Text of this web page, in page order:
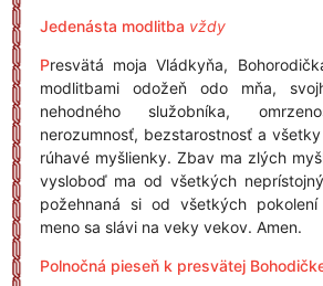
Jedenásta modlitba vždy
Presvätá moja Vládkyňa,
modlitbami odožeň odo mňa,
nehodného služobníka,
nerozumnosť, bezstarostnosť a
rúhavé myšlienky. Zbav ma zlých
vysloboď ma od všetkých
požehnaná si od všetkých
meno sa slávi na veky vekov. Amen.
Polnočná pieseň k presvätej